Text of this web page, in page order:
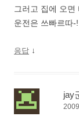
그러고 집에 오면
운전은 쓰빠르따-!
응답 ↓
jay